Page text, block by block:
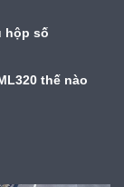
hộp số
thế nào